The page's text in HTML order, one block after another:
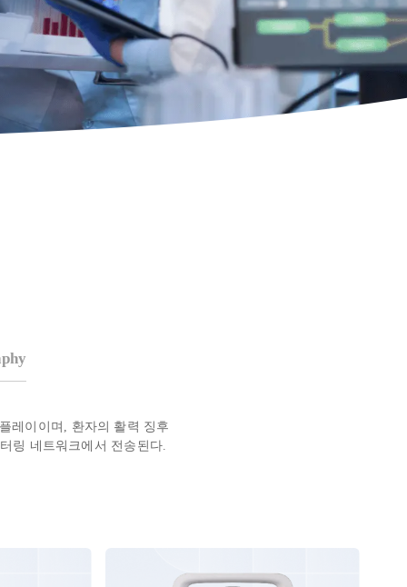
레이이며, 환자의 활력 징후
링 네트워크에서 전송된다.